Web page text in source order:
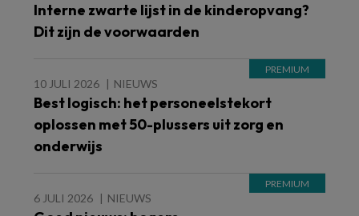
Interne zwarte lijst in de kinderopvang?
Dit zijn de voorwaarden
10 JULI 2026 NIEUWS
Best logisch: het personeelstekort
oplossen met 50-plussers uit zorg en
onderwijs
6 JULI 2026 NIEUWS